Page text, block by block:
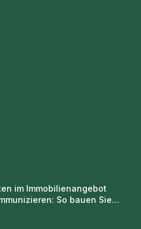
im Immobilienangebot
So bauen Sie